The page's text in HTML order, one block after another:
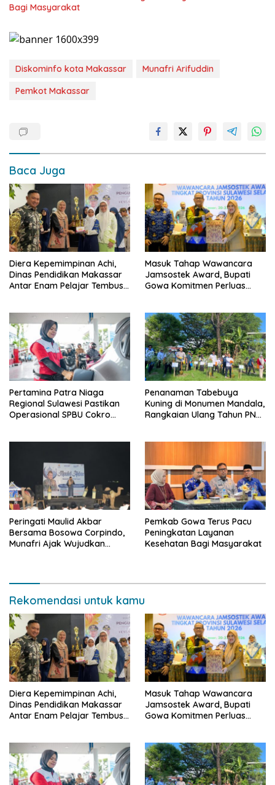
Bagi Masyarakat
Diskominfo kota Makassar
Munafri Arifuddin
Pemkot Makassar
Baca Juga
Diera Kepemimpinan Achi,
Dinas Pendidikan Makassar
Antar Enam Pelajar Tembus
Masuk Tahap Wawancara
Jamsostek Award, Bupati
Gowa Komitmen Perluas
Pertamina Patra Niaga
Regional Sulawesi Pastikan
Operasional SPBU Cokro
Penanaman Tabebuya
Kuning di Monumen Mandala,
Rangkaian Ulang Tahun PNM
Peringati Maulid Akbar
Bersama Bosowa Corpindo,
Munafri Ajak Wujudkan
Pemkab Gowa Terus Pacu
Peningkatan Layanan
Kesehatan Bagi Masyarakat
Rekomendasi untuk kamu
Diera Kepemimpinan Achi,
Dinas Pendidikan Makassar
Antar Enam Pelajar Tembus
Masuk Tahap Wawancara
Jamsostek Award, Bupati
Gowa Komitmen Perluas